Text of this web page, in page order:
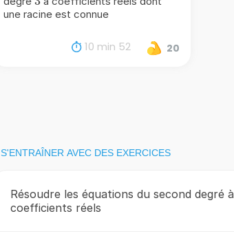
une racine est connue
10 min 52 20
S'ENTRAÎNER AVEC DES EXERCICES
Résoudre les équations du second degré à
coefficients réels